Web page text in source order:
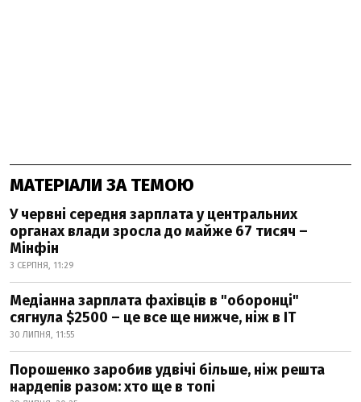
МАТЕРІАЛИ ЗА ТЕМОЮ
У червні середня зарплата у центральних
органах влади зросла до майже 67 тисяч –
Мінфін
3 СЕРПНЯ, 11:29
Медіанна зарплата фахівців в "оборонці"
сягнула $2500 – це все ще нижче, ніж в IT
30 ЛИПНЯ, 11:55
Порошенко заробив удвічі більше, ніж решта
нардепів разом: хто ще в топі